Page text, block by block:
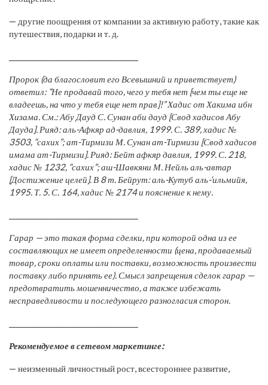
— другие поощрения от компании за активную работу, такие как
путешествия, подарки и т. д.
Пророк (да благословит его Всевышний и приветствует)
ответил: “Не продавай того, чего у тебя нет [чем ты еще не
владеешь, на что у тебя еще нет прав]!” Хадис от Хакима ибн
Хизама. См.: Абу Дауд С. Сунан аби дауд [Свод хадисов Абу
Дауда]. Рияд: аль-Афкяр ад-давлия, 1999. С. 389, хадис №
3503, “сахих”; ат-Тирмизи М. Сунан ат-Тирмизи [Свод хадисов
имама ат-Тирмизи]. Рияд: Бейт афкяр давлия, 1999. С. 218,
хадис № 1232, “сахих”; аш-Шавкяни М. Нейль аль-автар
[Достижение целей]. В 8 т. Бейрут: аль-Кутуб аль-‘ильмийя,
1995. Т. 5. С. 164, хадис № 2174 и пояснение к нему.
Гарар — это такая форма сделки, при которой одна из ее
составляющих не имеет определенности (цена, продаваемый
товар, сроки оплаты или поставки, возможность произвести
поставку либо принять ее). Смысл запрещения сделок гарар —
предотвратить мошенничество, а также избежать
несправедливости и последующего разногласия сторон.
Рекомендуемое в сетевом маркетинге:
— неизменный личностный рост, всестороннее развитие,